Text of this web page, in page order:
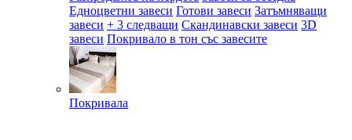
Едноцветни завеси Готови завеси Затъмняващи
завеси + 3 следващи Скандинавски завеси 3D
завеси Покривало в тон със завесите
Покривала